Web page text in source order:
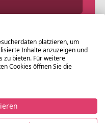
platzieren, um
Inhalte anzuzeigen und
zu bieten. Für weitere
Cookies öffnen Sie die